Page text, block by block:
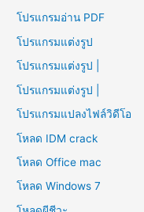
โปรแกรมอ่าน PDF
โปรแกรมแต่งรูป
โปรแกรมแต่งรูป |
โปรแกรมแต่งรูป |
โปรแกรมแปลงไฟล์วิดีโอ
โหลด IDM crack
โหลด Office mac
โหลด Windows 7